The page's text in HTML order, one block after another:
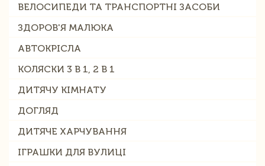
ВЕЛОСИПЕДИ ТА ТРАНСПОРТНІ ЗАСОБИ
ЗДОРОВ'Я МАЛЮКА
АВТОКРІСЛА
КОЛЯСКИ 3 В 1, 2 В 1
ДИТЯЧУ КІМНАТУ
ДОГЛЯД
ДИТЯЧЕ ХАРЧУВАННЯ
ІГРАШКИ ДЛЯ ВУЛИЦІ